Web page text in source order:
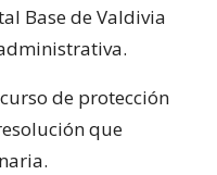
Base de Valdivia
de protección
que